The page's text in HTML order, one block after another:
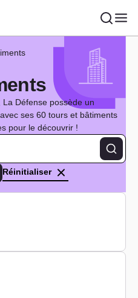
La Défense possède un
ses 60 tours et bâtiments
pour le découvrir !
Réinitialiser